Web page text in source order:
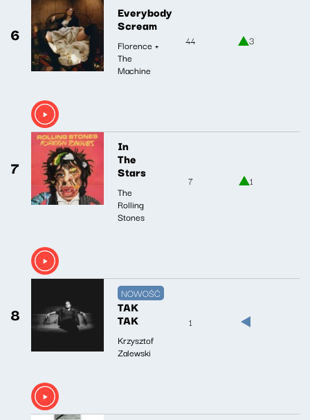
6
Everybody
Scream
Florence +
The
Machine
44 3
7
In
The
Stars
The
Rolling
Stones
7 1
8
NOWOŚĆ
TAK
TAK
Krzysztof
Zalewski
1